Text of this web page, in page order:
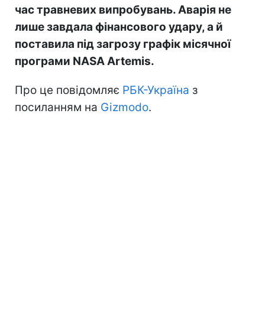
час травневих випробувань. Аварія не
лише завдала фінансового удару, а й
поставила під загрозу графік місячної
програми NASA Artemis.
Про це повідомляє РБК-Україна з
посиланням на Gizmodo.